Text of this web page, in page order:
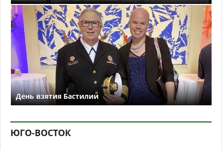
День взятия Бастилии
ЮГО-ВОСТОК